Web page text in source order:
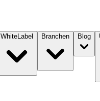
WhiteLabel Branchen Blog